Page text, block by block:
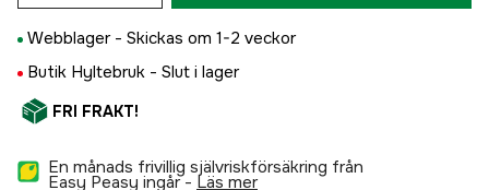
Webblager - Skickas om 1-2 veckor
Butik Hyltebruk - Slut i lager
FRI FRAKT!
En månads frivillig självriskförsäkring från
Easy Peasy ingår - läs mer